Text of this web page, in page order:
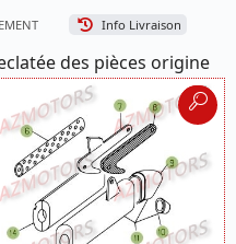
Info Livraison
des pièces origine